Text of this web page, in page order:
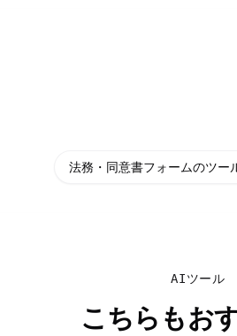
法務・同意書フォームのツー
AIツール
こちらもお